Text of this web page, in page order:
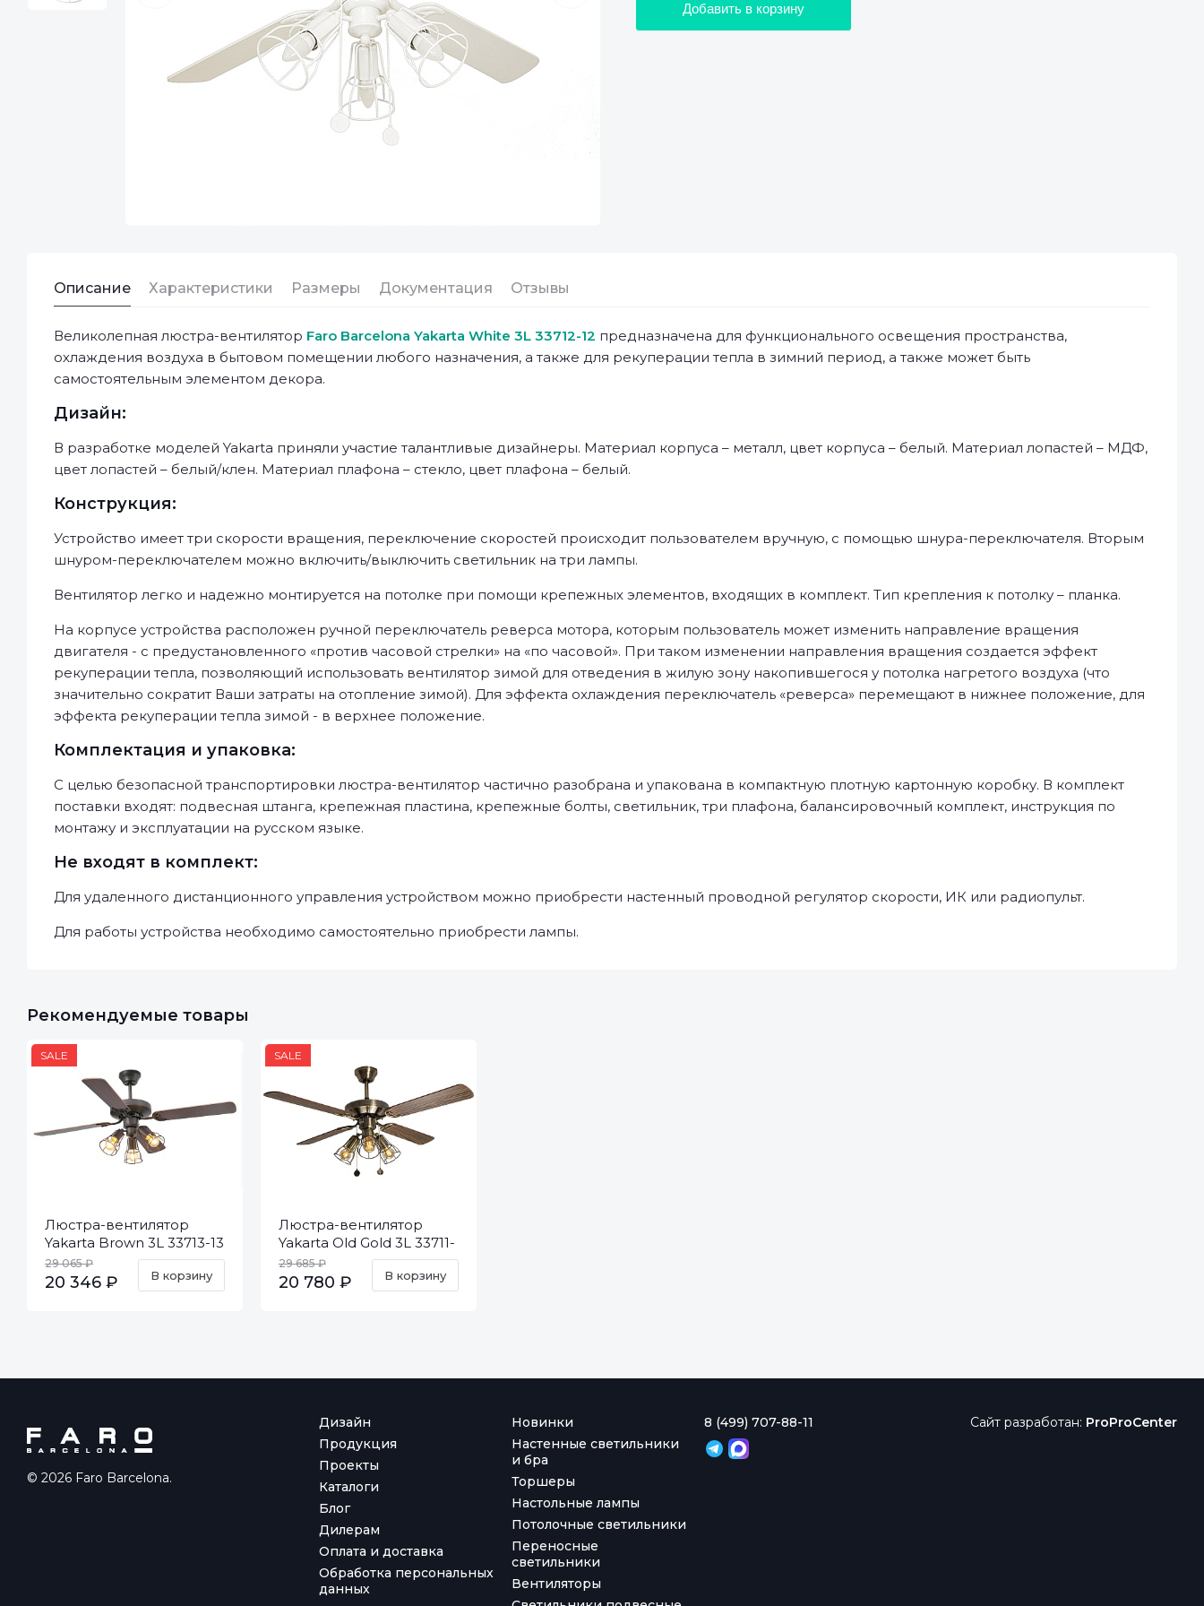
Добавить в корзину
Описание Характеристики Размеры Документация Отзывы
Великолепная люстра-вентилятор Faro Barcelona Yakarta White 3L 33712-12 предназначена для функционального освещения пространства,
охлаждения воздуха в бытовом помещении любого назначения, а также для рекуперации тепла в зимний период, а также может быть
самостоятельным элементом декора.
Дизайн:
В разработке моделей Yakarta приняли участие талантливые дизайнеры. Материал корпуса – металл, цвет корпуса – белый. Материал лопастей – МДФ,
цвет лопастей – белый/клен. Материал плафона – стекло, цвет плафона – белый.
Конструкция:
Устройство имеет три скорости вращения, переключение скоростей происходит пользователем вручную, с помощью шнура-переключателя. Вторым
шнуром-переключателем можно включить/выключить светильник на три лампы.
Вентилятор легко и надежно монтируется на потолке при помощи крепежных элементов, входящих в комплект. Тип крепления к потолку – планка.
На корпусе устройства расположен ручной переключатель реверса мотора, которым пользователь может изменить направление вращения
двигателя - с предустановленного «против часовой стрелки» на «по часовой». При таком изменении направления вращения создается эффект
рекуперации тепла, позволяющий использовать вентилятор зимой для отведения в жилую зону накопившегося у потолка нагретого воздуха (что
значительно сократит Ваши затраты на отопление зимой). Для эффекта охлаждения переключатель «реверса» перемещают в нижнее положение, для
эффекта рекуперации тепла зимой - в верхнее положение.
Комплектация и упаковка:
С целью безопасной транспортировки люстра-вентилятор частично разобрана и упакована в компактную плотную картонную коробку. В комплект
поставки входят: подвесная штанга, крепежная пластина, крепежные болты, светильник, три плафона, балансировочный комплект, инструкция по
монтажу и эксплуатации на русском языке.
Не входят в комплект:
Для удаленного дистанционного управления устройством можно приобрести настенный проводной регулятор скорости, ИК или радиопульт.
Для работы устройства необходимо самостоятельно приобрести лампы.
Рекомендуемые товары
SALE
Люстра-вентилятор
Yakarta Brown 3L 33713-13
29 065 ₽
20 346 ₽ В корзину
SALE
Люстра-вентилятор
Yakarta Old Gold 3L 33711-
11
29 685 ₽
20 780 ₽ В корзину
© 2026 Faro Barcelona.
Дизайн
Продукция
Проекты
Каталоги
Блог
Дилерам
Оплата и доставка
Обработка персональных
данных
Новинки
Настенные светильники
и бра
Торшеры
Настольные лампы
Потолочные светильники
Переносные
светильники
Вентиляторы
8 (499) 707-88-11 Сайт разработан: ProProCenter